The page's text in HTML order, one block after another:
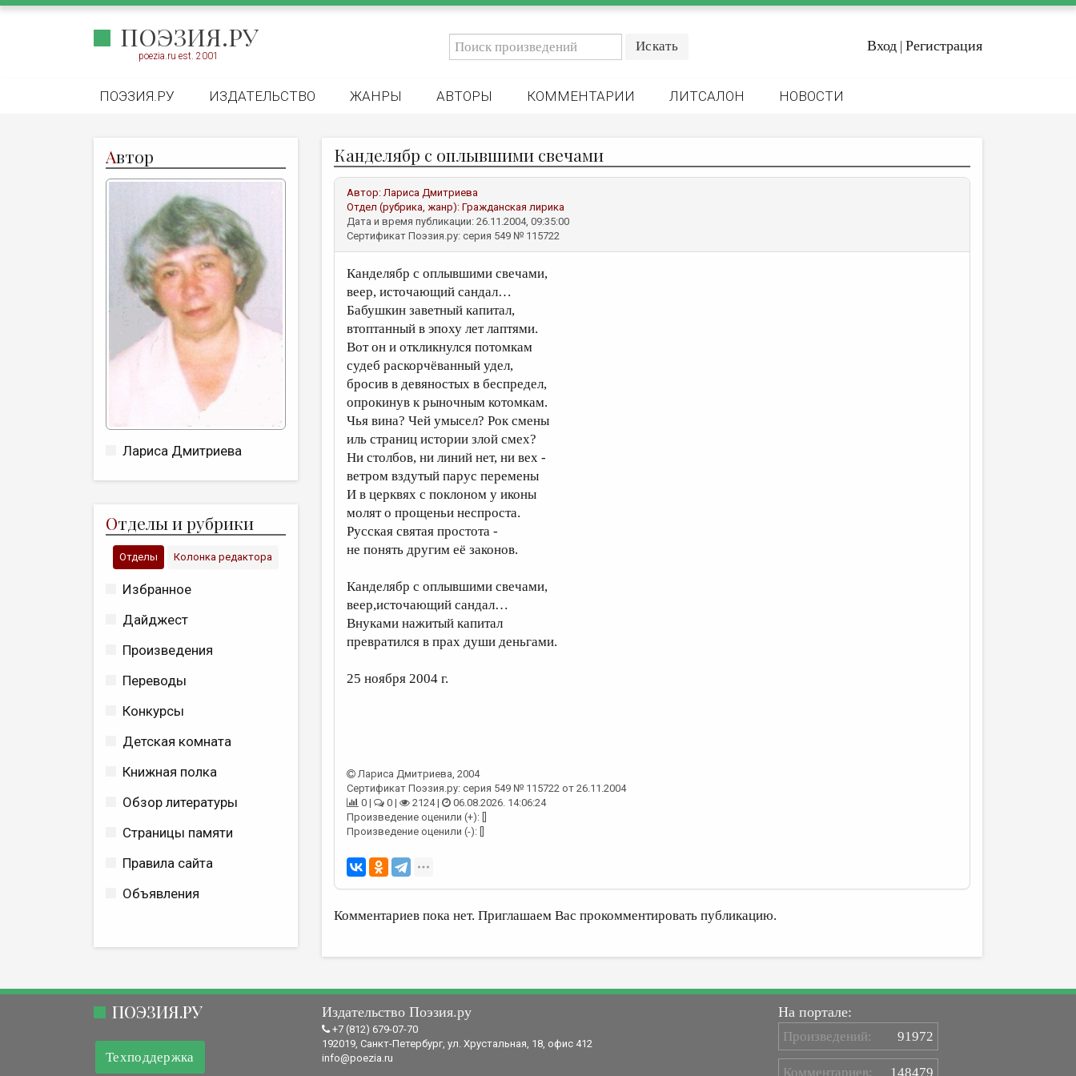
ПОЭЗИЯ.РУ
poezia.ru est. 2001
Вход | Регистрация
ПОЭЗИЯ.РУ ИЗДАТЕЛЬСТВО ЖАНРЫ АВТОРЫ КОММЕНТАРИИ ЛИТСАЛОН НОВОСТИ
Автор
Лариса Дмитриева
Отделы и рубрики
Отделы Колонка редактора
Избранное
Дайджест
Произведения
Переводы
Конкурсы
Детская комната
Книжная полка
Обзор литературы
Страницы памяти
Правила сайта
Объявления
Канделябр с оплывшими свечами
Автор:Лариса Дмитриева
Отдел (рубрика, жанр): Гражданская лирика
Дата и время публикации: 26.11.2004, 09:35:00
Сертификат Поэзия.ру: серия 549 № 115722
Канделябр с оплывшими свечами,
веер, источающий сандал…
Бабушкин заветный капитал,
втоптанный в эпоху лет лаптями.
Вот он и откликнулся потомкам
судеб раскорчёванный удел,
бросив в девяностых в беспредел,
опрокинув к рыночным котомкам.
Чья вина? Чей умысел? Рок смены
иль страниц истории злой смех?
Ни столбов, ни линий нет, ни вех -
ветром вздутый парус перемены
И в церквях с поклоном у иконы
молят о прощеньи неспроста.
Русская святая простота -
не понять другим её законов.
Канделябр с оплывшими свечами,
веер,источающий сандал…
Внуками нажитый капитал
превратился в прах души деньгами.
25 ноября 2004 г.
Лариса Дмитриева, 2004
Сертификат Поэзия.ру: серия 549 № 115722 от 26.11.2004
0 |
0 | 2124 |
06.08.2026. 14:06:24
Произведение оценили (+): []
Произведение оценили (-): []
Комментариев пока нет. Приглашаем Вас прокомментировать публикацию.
ПОЭЗИЯ.РУ
Техподдержка
Издательство Поэзия.ру
+7 (812) 679-07-70
192019, Санкт-Петербург, ул. Хрустальная, 18, офис 412
info@poezia.ru
На портале:
Произведений: 91972
Комментариев: 148479